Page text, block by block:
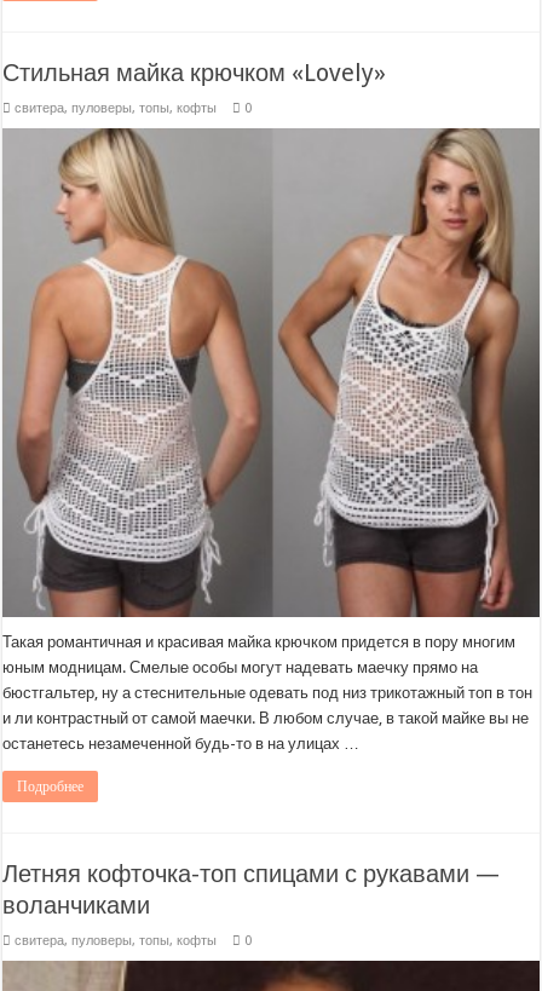
Стильная майка крючком «Lovely»
свитера, пуловеры, топы, кофты 0
Такая романтичная и красивая майка крючком придется в пору многим
юным модницам. Смелые особы могут надевать маечку прямо на
бюстгальтер, ну а стеснительные одевать под низ трикотажный топ в тон
и ли контрастный от самой маечки. В любом случае, в такой майке вы не
останетесь незамеченной будь-то в на улицах …
Подробнее
Летняя кофточка-топ спицами с рукавами —
воланчиками
свитера, пуловеры, топы, кофты 0